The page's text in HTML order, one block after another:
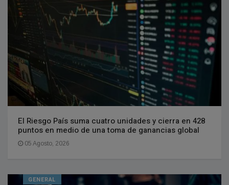
El Riesgo País suma cuatro unidades y cierra en 428
puntos en medio de una toma de ganancias global
05 Agosto, 2026
GENERAL